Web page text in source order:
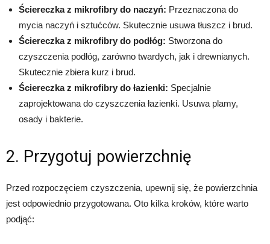
Ściereczka z mikrofibry do naczyń: Przeznaczona do
mycia naczyń i sztućców. Skutecznie usuwa tłuszcz i brud.
Ściereczka z mikrofibry do podłóg: Stworzona do
czyszczenia podłóg, zarówno twardych, jak i drewnianych.
Skutecznie zbiera kurz i brud.
Ściereczka z mikrofibry do łazienki: Specjalnie
zaprojektowana do czyszczenia łazienki. Usuwa plamy,
osady i bakterie.
2. Przygotuj powierzchnię
Przed rozpoczęciem czyszczenia, upewnij się, że powierzchnia
jest odpowiednio przygotowana. Oto kilka kroków, które warto
podjąć: